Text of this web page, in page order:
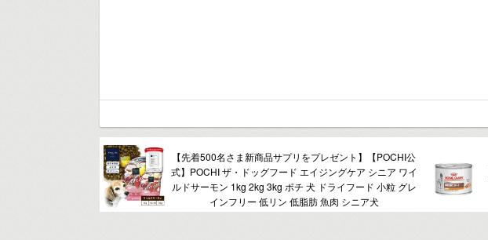
【先着500名さま新商品サプリをプレゼント】【POCHI公
式】POCHI ザ・ドッグフード エイジングケア シニア ワイ
ルドサーモン 1kg 2kg 3kg ポチ 犬 ドライフード 小粒 グレ
インフリー 低リン 低脂肪 魚肉 シニア犬